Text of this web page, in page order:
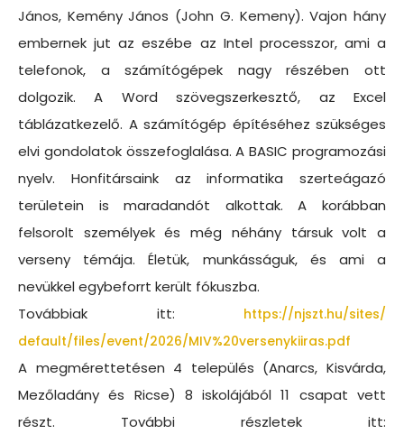
János, Kemény János (John G. Kemeny). Vajon hány
embernek jut az eszébe az Intel processzor, ami a
telefonok, a számítógépek nagy részében ott
dolgozik. A Word szövegszerkesztő, az Excel
táblázatkezelő. A számítógép építéséhez szükséges
elvi gondolatok összefoglalása. A BASIC programozási
nyelv. Honfitársaink az informatika szerteágazó
területein is maradandót alkottak. A korábban
felsorolt személyek és még néhány társuk volt a
verseny témája. Életük, munkásságuk, és ami a
nevükkel egybeforrt került fókuszba.
Továbbiak itt: https://njszt.hu/sites/
default/files/event/2026/MIV%20versenykiiras.pdf
A megmérettetésen 4 település (Anarcs, Kisvárda,
Mezőladány és Ricse) 8 iskolájából 11 csapat vett
részt. További részletek itt: